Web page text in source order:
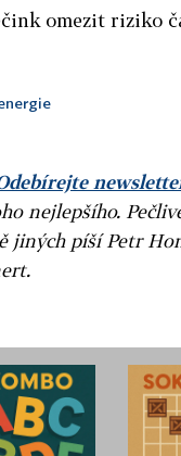
omezit riziko
nejlepšího.
jiných píší Petr